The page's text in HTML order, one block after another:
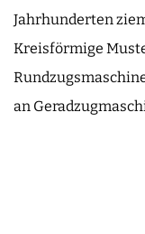
Jahrhunderten
Kreisförmige
an